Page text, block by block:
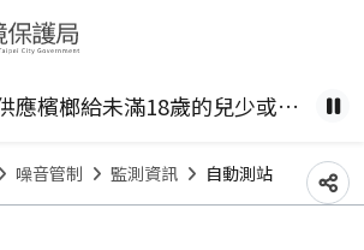
不得銷售或供應檳榔給未滿18歲的兒少或孕婦。 健暫
噪音管制 監測資訊 自動測站
分